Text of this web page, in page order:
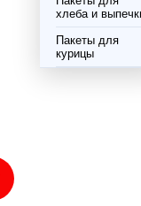
хлеба и
Пакеты для
курицы